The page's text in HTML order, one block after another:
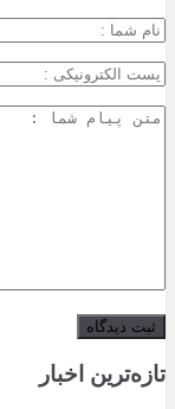
تازه‌ترین اخبار